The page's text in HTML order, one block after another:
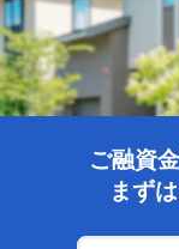
ご融資
まず